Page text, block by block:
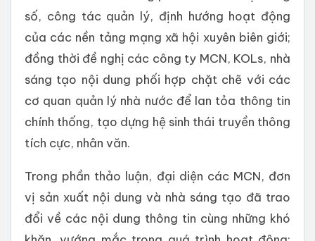
số, công tác quản lý, định hướng hoạt động
của các nền tảng mạng xã hội xuyên biên giới;
đồng thời đề nghị các công ty MCN, KOLs, nhà
sáng tạo nội dung phối hợp chặt chẽ với các
cơ quan quản lý nhà nước để lan tỏa thông tin
chính thống, tạo dựng hệ sinh thái truyền thông
tích cực, nhân văn.
Trong phần thảo luận, đại diện các MCN, đơn
vị sản xuất nội dung và nhà sáng tạo đã trao
đổi về các nội dung thông tin cùng những khó